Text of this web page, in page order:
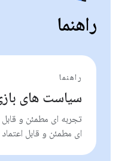
راهنما
راهنما
سیاست های
تجربه ای مطمئن و قابل
ای مطمئن و قابل اعتماد